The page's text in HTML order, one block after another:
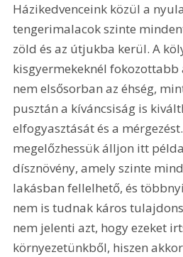
Házikedvenceink közül a
tengerimalacok szinte
zöld és az útjukba kerül. A
kisgyermekeknél fokozottabb
nem elsősorban az éhség,
pusztán a kíváncsiság is
elfogyasztását és a
megelőzhessük álljon itt
dísznövény, amely szinte
lakásban fellelhető, és
nem is tudnak káros
nem jelenti azt, hogy ezeket
környezetünkből, hiszen